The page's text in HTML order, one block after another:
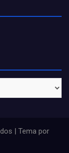
| Tema por